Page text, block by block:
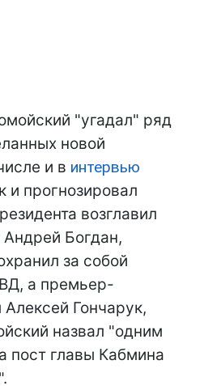
"угадал" ряд
новой
и в интервью
и прогнозировал
возглавил
Андрей Богдан,
за собой
а премьер-
Гончарук,
назвал "одним
пост главы Кабмина